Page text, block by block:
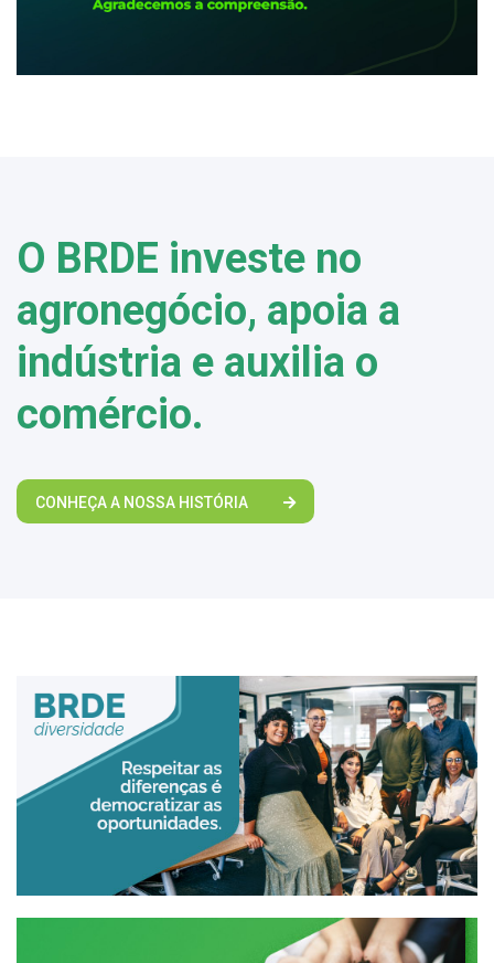
O BRDE investe no
agronegócio, apoia a
indústria e auxilia o
comércio.
CONHEÇA A NOSSA HISTÓRIA